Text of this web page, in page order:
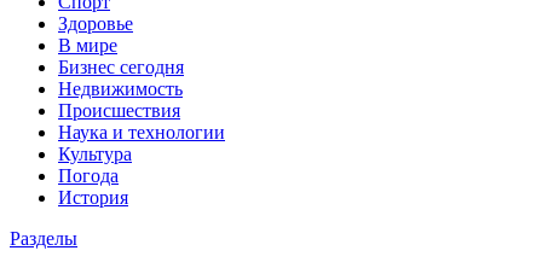
Здоровье
В мире
Бизнес сегодня
Недвижимость
Происшествия
Наука и технологии
Культура
Погода
История
Разделы